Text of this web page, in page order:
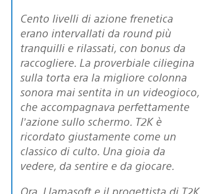
Cento livelli di azione frenetica
erano intervallati da round più
tranquilli e rilassati, con bonus da
raccogliere. La proverbiale ciliegina
sulla torta era la migliore colonna
sonora mai sentita in un videogioco,
che accompagnava perfettamente
l’azione sullo schermo. T2K è
ricordato giustamente come un
classico di culto. Una gioia da
vedere, da sentire e da giocare.
Ora, Llamasoft e il progettista di T2K